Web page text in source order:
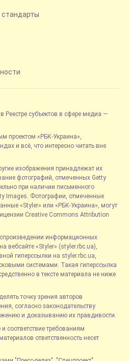
стандарты
Реестре субъектов в сфере медиа —
проектом «РБК-Украина»,
и всё, что интересно читать вне
изображения принадлежат их
фотографий, отмеченных Getty
при наличии письменного
Images. Фотографии, отмеченные
«Styler» или «РБК-Украина», могут
Creative Commons Attribution
информационных
вебсайте «Styler» (styler.rbc.ua),
гиперссылки на styler.rbc.ua,
системами. Такая гиперссылка
в тексте материала не ниже
точку зрения авторов
согласно законодательству
и доказыванию их правдивости.
соответствие требованиям
ответственность несет